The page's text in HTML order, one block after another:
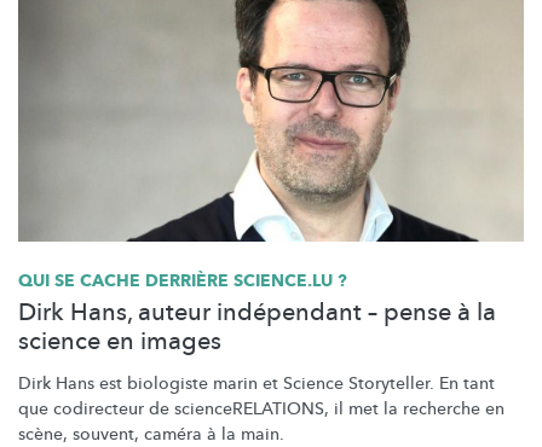
QUI SE CACHE DERRIÈRE SCIENCE.LU ?
Dirk Hans, auteur indépendant – pense à la
science en images
Dirk Hans est biologiste marin et Science Storyteller. En tant
que codirecteur de scienceRELATIONS, il met la recherche en
scène, souvent, caméra à la main.